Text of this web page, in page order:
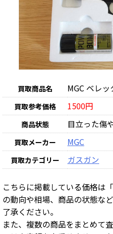
買取商品名 MGC ベレ
買取参考価格 1500円
商品状態 目立った傷
買取メーカー MGC
買取カテゴリー ガスガン
こちらに掲載している価格は
の動向や相場、商品の状態な
了承ください。
また、複数の商品をまとめて